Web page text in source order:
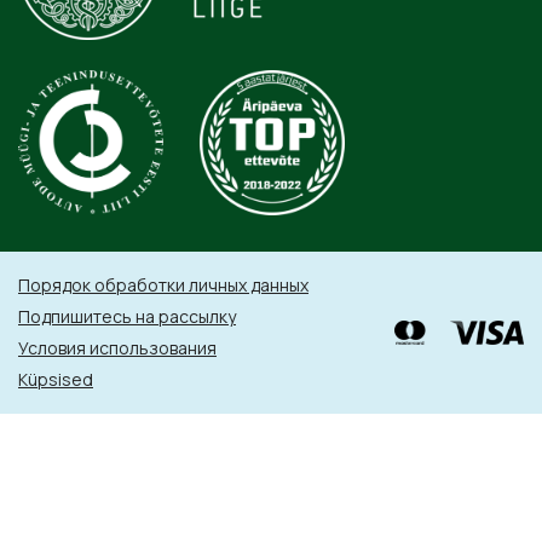
Порядок обработки личных данных
Подпишитесь на рассылку
Условия использования
Küpsised